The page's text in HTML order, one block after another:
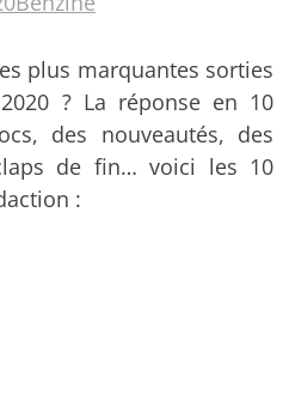
plus marquantes sorties
? La réponse en 10
des nouveautés, des
de fin… voici les 10
: